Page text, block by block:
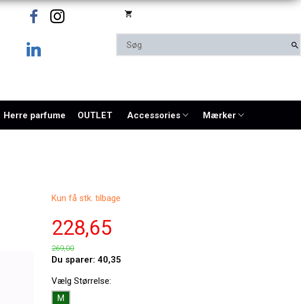
Herre parfume OUTLET Accessories Mærker
Kun få stk. tilbage
228,65
269,00
Du sparer:40,35
Vælg Størrelse:
M